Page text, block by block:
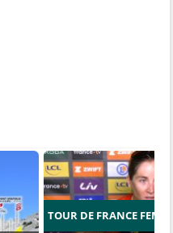
TOUR DE FRANCE